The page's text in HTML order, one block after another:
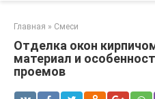
Главная » Смеси
Отделка окон
материал и
проемов